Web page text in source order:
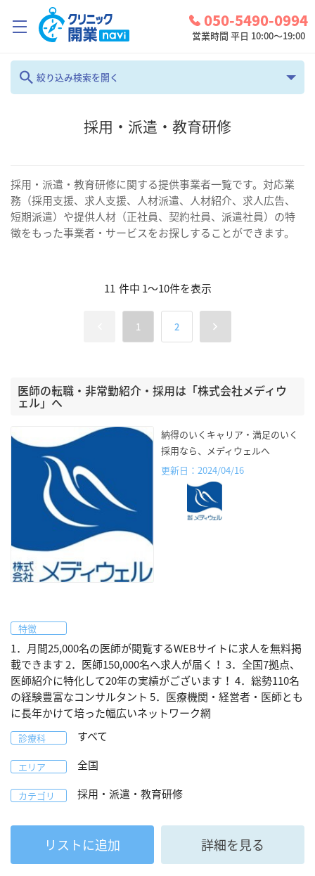
050-5490-0994
営業時間 平日 10:00～19:00
絞り込み検索を開く
採用・派遣・教育研修 全て
診療科
採用・派遣・教育研修
採用・派遣・教育研修に関する提供事業者一覧です。対応業
務（採用支援、求人支援、人材派遣、人材紹介、求人広告、
短期派遣）や提供人材（正社員、契約社員、派遣社員）の特
徴をもった事業者・サービスをお探しすることができます。
11 件中 1～10件を表示
1 2
医師の転職・非常勤紹介・採用は「株式会社メディウ
ェル」へ
納得のいくキャリア・満足のいく
採用なら、メディウェルへ
更新日：2024/04/16
特徴
1．月間25,000名の医師が閲覧するWEBサイトに求人を無料掲
載できます 2．医師150,000名へ求人が届く！ 3．全国7拠点、
医師紹介に特化して20年の実績がございます！ 4．総勢110名
の経験豊富なコンサルタント 5．医療機関・経営者・医師とも
に長年かけて培った幅広いネットワーク網
診療科 すべて
エリア 全国
カテゴリ 採用・派遣・教育研修
リストに追加 詳細を見る
クリニック開業ナビとは？
コンシェルジュサービス
検討中リスト
ログイン